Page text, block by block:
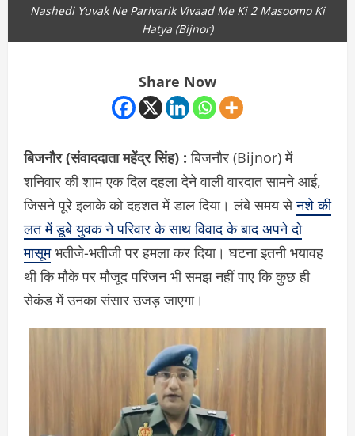
Nashedi Yuvak Ne Parivarik Vivaad Me Ki 2 Masoomo Ki
Hatya (Bijnor)
Share Now
बिजनौर (संवाददातामहेंद्र सिंह) :बिजनौर (Bijnor) में
शनिवार की शाम एक दिल दहला देने वाली वारदात सामने आई,
जिसने पूरे इलाके को दहशत में डाल दिया। लंबे समय सेनशे की
लत में डूबे युवक ने परिवार के साथ विवाद के बाद अपने दो
मासूमभतीजे-भतीजी पर हमला कर दिया। घटना इतनी भयावह
थी कि मौके पर मौजूद परिजन भी समझ नहीं पाए कि कुछ ही
सेकंड में उनका संसार उजड़ जाएगा।